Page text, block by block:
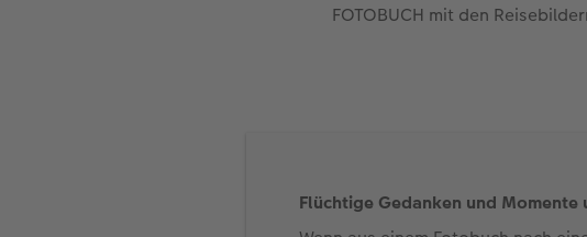
FOTOBUCH mit den
Flüchtige Gedanken und